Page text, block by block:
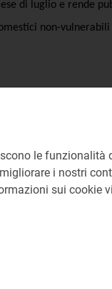
di luglio e rende
non-
(mensilmente per il
le funzionalità
i nostri
sui cookie